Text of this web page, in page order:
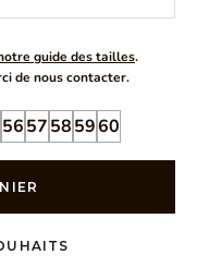
guide des tailles.
de nous contacter.
5657585960